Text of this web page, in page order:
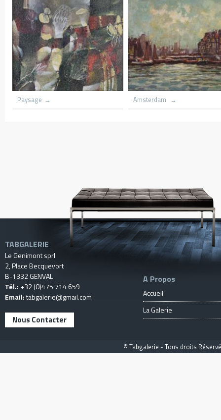
Azania front Church lith flame
trees
Grounded scooners dar
Kenya
TABGALERIE
Le Genimont sprl
2, Place Becquevort
B-1332 GENVAL
Tél.: +32 (0)475 714 659
Email:tabgalerie@gmail.com
Nous Contacter
A Propos
Accueil
La Galerie
© Tabgalerie - Tous droits